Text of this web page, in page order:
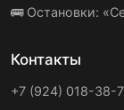
🚌 Остановки:
Контакты
+7 (924) 018-38-